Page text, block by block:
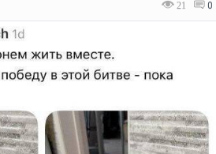
21 0